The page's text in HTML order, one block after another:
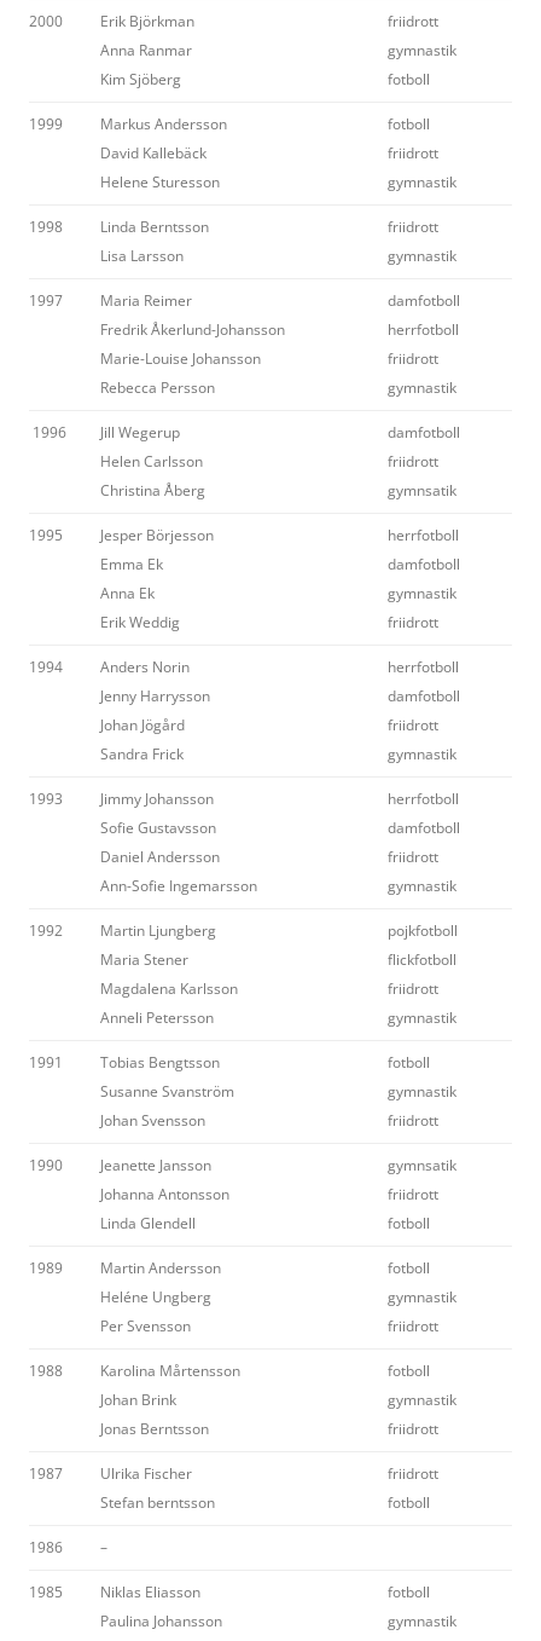
2000
Erik Björkman
Anna Ranmar
Kim Sjöberg
friidrott
gymnastik
fotboll
1999
Markus Andersson
David Kallebäck
Helene Sturesson
fotboll
friidrott
gymnastik
1998
Linda Berntsson
Lisa Larsson
friidrott
gymnastik
1997
Maria Reimer
Fredrik Åkerlund-Johansson
Marie-Louise Johansson
Rebecca Persson
damfotboll
herrfotboll
friidrott
gymnastik
1996
Jill Wegerup
Helen Carlsson
Christina Åberg
damfotboll
friidrott
gymnsatik
1995
Jesper Börjesson
Emma Ek
Anna Ek
Erik Weddig
herrfotboll
damfotboll
gymnastik
friidrott
1994
Anders Norin
Jenny Harrysson
Johan Jögård
Sandra Frick
herrfotboll
damfotboll
friidrott
gymnastik
1993
Jimmy Johansson
Sofie Gustavsson
Daniel Andersson
Ann-Sofie Ingemarsson
herrfotboll
damfotboll
friidrott
gymnastik
1992
Martin Ljungberg
Maria Stener
Magdalena Karlsson
Anneli Petersson
pojkfotboll
flickfotboll
friidrott
gymnastik
1991
Tobias Bengtsson
Susanne Svanström
Johan Svensson
fotboll
gymnastik
friidrott
1990
Jeanette Jansson
Johanna Antonsson
Linda Glendell
gymnsatik
friidrott
fotboll
1989
Martin Andersson
Heléne Ungberg
Per Svensson
fotboll
gymnastik
friidrott
1988
Karolina Mårtensson
Johan Brink
Jonas Berntsson
fotboll
gymnastik
friidrott
1987
Ulrika Fischer
Stefan berntsson
friidrott
fotboll
1986 –
1985
Niklas Eliasson
Paulina Johansson
fotboll
gymnastik